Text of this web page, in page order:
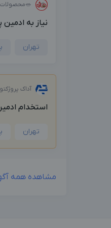
🥗محصولات
نیاز به
تهران
آداک
استخدام
تهران
مشاهده همه